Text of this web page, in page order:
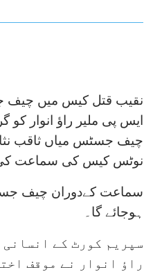
نقیب قتل کیس میں چیف
ایس پی ملیر راؤ انوار کو
نوٹس کیس کی سماعت
سماعت کےدوران چیف
ہوجائے گا۔
سپریم کورٹ کے
راؤ انوار نے موقف